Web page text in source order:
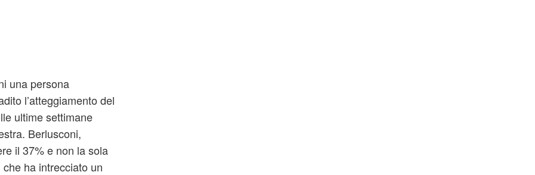
una persona
l’atteggiamento del
ultime settimane
Berlusconi,
il 37% e non la sola
ha intrecciato un